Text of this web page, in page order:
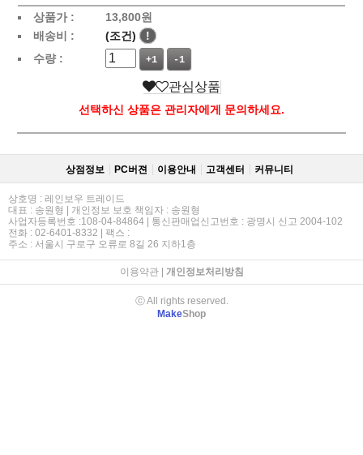
상품가 : 13,800원
배송비 :
(조건)
!
수량 :
+1 -1
관심상품
선택하신 상품은 관리자에게 문의하세요.
상점정보 PC버젼 이용안내 고객센터 커뮤니티
상호명 : 레인보우 트레이드
대표 : 송원형 | 개인정보 보호 책임자 : 송원형
사업자등록번호 :108-04-84864 | 통신판매업신고번호 : 광명시 신고 2004-102
전화 : 02-6401-8332 | 팩스 :
주소 : 서울시 구로구 오류로 8길 26 지하1층
이용약관| 개인정보처리방침
ⓒ All rights reserved.
MakeShop